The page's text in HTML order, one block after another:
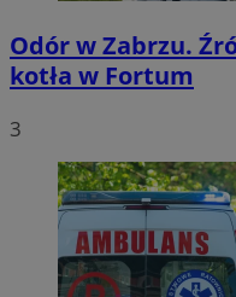
Odór w Zabrzu.
kotła w Fortum
3